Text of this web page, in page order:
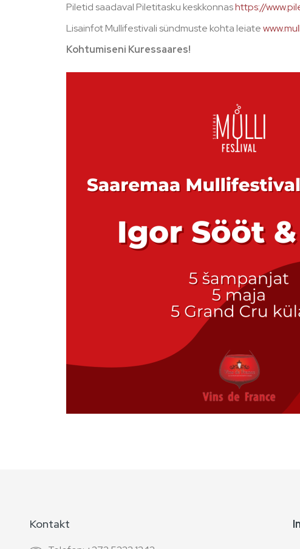
Piletid saadaval Piletitasku keskkonnashttps://
Lisainfot Mullifestivali sündmuste kohta leiate
Kohtumiseni Kuressaares!
Kontakt